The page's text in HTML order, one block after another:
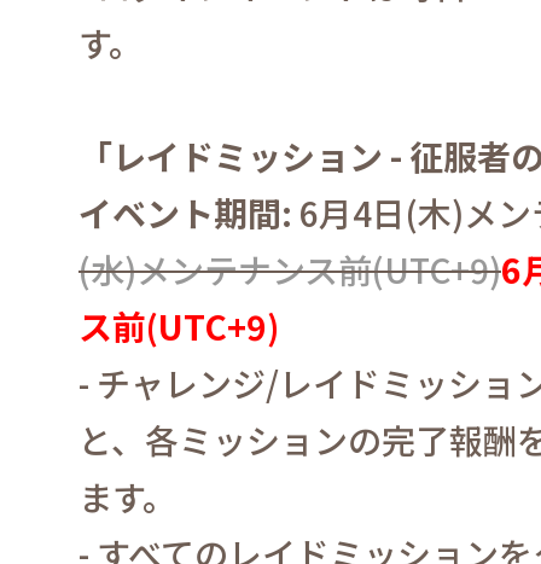
す。
「レイドミッション - 征服者
イベント期間: 6月4日(木)メ
(水)メンテナンス前(UTC+9)6
ス前(UTC+9)
- チャレンジ/レイドミッショ
と、各ミッションの完了報酬
ます。
- すべてのレイドミッション